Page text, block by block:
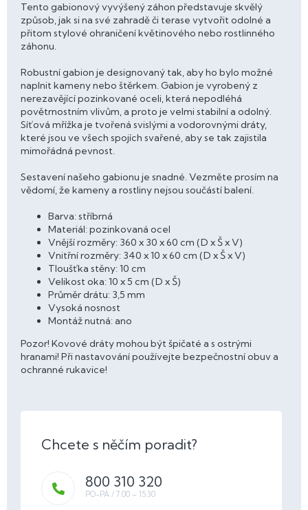
Tento gabionový vyvýšený záhon představuje skvělý
způsob, jak si na své zahradě či terase vytvořit odolné a
přitom stylové ohraničení květinového nebo rostlinného
záhonu.
Robustní gabion je designovaný tak, aby ho bylo možné
naplnit kameny nebo štěrkem. Gabion je vyrobený z
nerezavějící pozinkované oceli, která nepodléhá
povětrnostním vlivům, a proto je velmi stabilní a odolný.
Síťová mřížka je tvořená svislými a vodorovnými dráty,
které jsou ve všech spojích svařené, aby se tak zajistila
mimořádná pevnost.
Sestavení našeho gabionu je snadné. Vezměte prosím na
vědomí, že kameny a rostliny nejsou součástí balení.
Barva: stříbrná
Materiál: pozinkovaná ocel
Vnější rozměry: 360 x 30 x 60 cm (D x Š x V)
Vnitřní rozměry: 340 x 10 x 60 cm (D x Š x V)
Tloušťka stěny: 10 cm
Velikost oka: 10 x 5 cm (D x Š)
Průměr drátu: 3,5 mm
Vysoká nosnost
Montáž nutná: ano
Pozor! Kovové dráty mohou být špičaté a s ostrými
hranami! Při nastavování používejte bezpečnostní obuv a
ochranné rukavice!
800 310 320